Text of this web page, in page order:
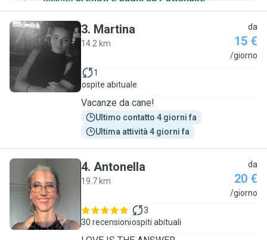
M
3. Martina
14.2 km
da
15 €
/giorno
1
ospite abituale
Vacanze da cane!
Ultimo contatto 4 giorni fa
Ultima attività 4 giorni fa
A
4. Antonella
19.7 km
da
20 €
/giorno
30 recensioni
3
ospiti abituali